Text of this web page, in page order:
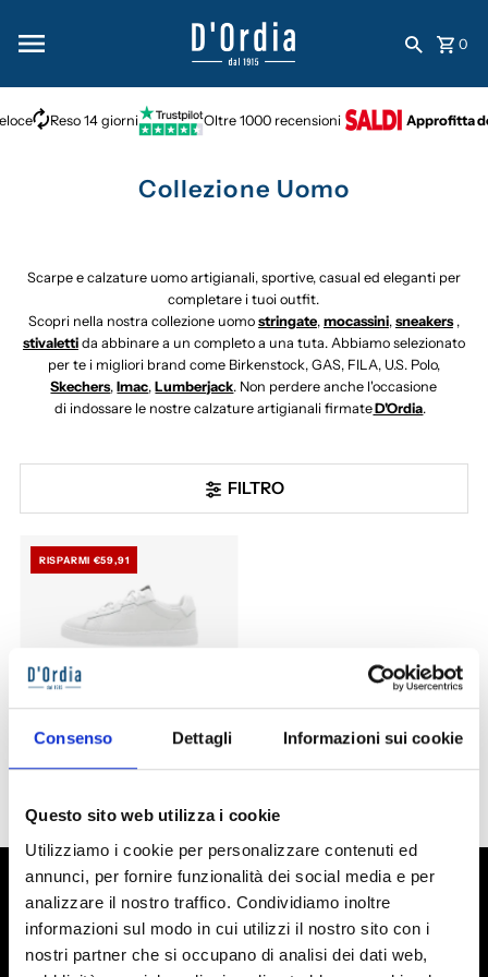
Consenso Dettagli Informazioni sui cookie
Questo sito web utilizza i cookie
Utilizziamo i cookie per personalizzare contenuti ed
annunci, per fornire funzionalità dei social media e per
analizzare il nostro traffico. Condividiamo inoltre
informazioni sul modo in cui utilizzi il nostro sito con i
nostri partner che si occupano di analisi dei dati web,
Vai direttamente ai contenuti
0
Reso 14 giorni Oltre 1000 recensioni Approfitta
Collezione Uomo
Scarpe e calzature uomo artigianali, sportive, casual ed eleganti per
completare i tuoi outfit.
Scopri nella nostra collezione uomo stringate, mocassini, sneakers,
stivalettida abbinare a un completo a una tuta. Abbiamo selezionato
per te i migliori brand come Birkenstock, GAS, FILA, U.S. Polo,
Skechers,Imac,Lumberjack. Non perdere anche l'occasione
di indossare le nostre calzature artigianali firmateD'Ordia.
FILTRO
RISPARMI €59,91
€49,99
€109,90
colore:
Iscriviti alla nostra newsletter
ed eventi. In regalo per te un codice sconto di €5 per ordini